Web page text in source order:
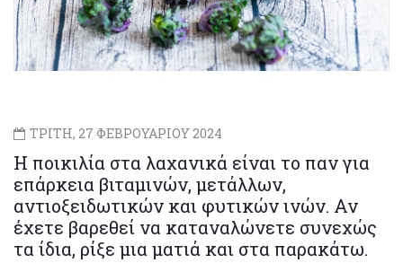
ΤΡΙΤΗ, 27 ΦΕΒΡΟΥΑΡΙΟΥ 2024
Η ποικιλία στα λαχανικά είναι το παν για
επάρκεια βιταμινών, μετάλλων,
αντιοξειδωτικών και φυτικών ινών. Αν
έχετε βαρεθεί να καταναλώνετε συνεχώς
τα ίδια, ρίξε μια ματιά και στα παρακάτω.